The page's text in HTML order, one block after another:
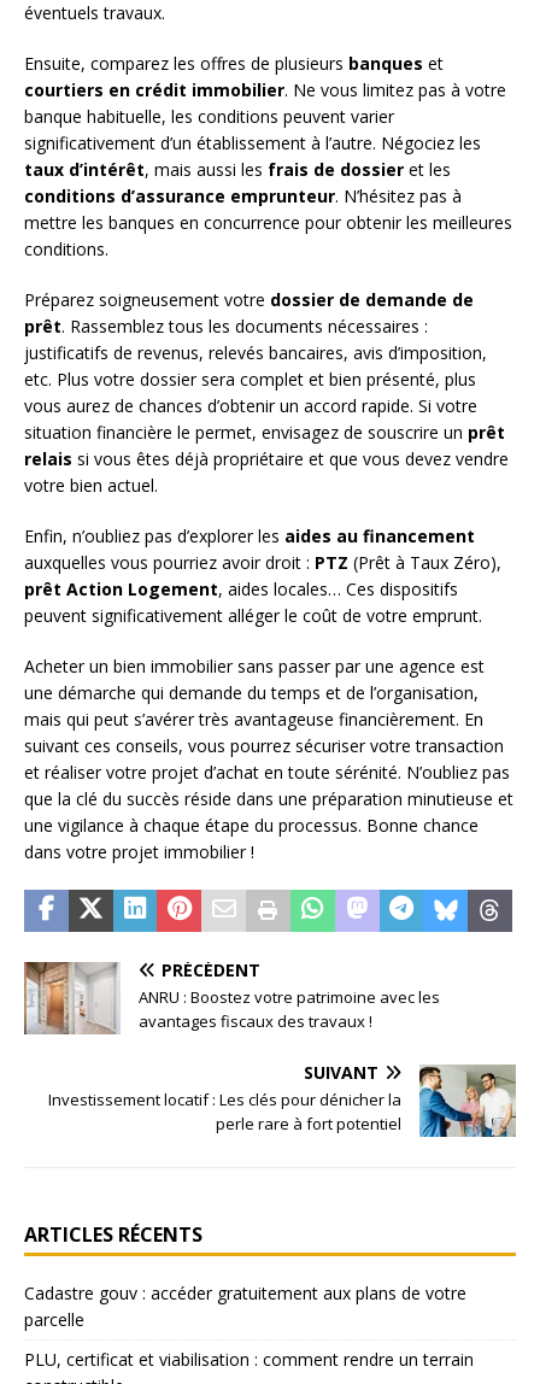
éventuels travaux.
Ensuite, comparez les offres de plusieurs banques et
courtiers en crédit immobilier. Ne vous limitez pas à votre
banque habituelle, les conditions peuvent varier
significativement d’un établissement à l’autre. Négociez les
taux d’intérêt, mais aussi les frais de dossier et les
conditions d’assurance emprunteur. N’hésitez pas à
mettre les banques en concurrence pour obtenir les meilleures
conditions.
Préparez soigneusement votre dossier de demande de
prêt. Rassemblez tous les documents nécessaires :
justificatifs de revenus, relevés bancaires, avis d’imposition,
etc. Plus votre dossier sera complet et bien présenté, plus
vous aurez de chances d’obtenir un accord rapide. Si votre
situation financière le permet, envisagez de souscrire un prêt
relais si vous êtes déjà propriétaire et que vous devez vendre
votre bien actuel.
Enfin, n’oubliez pas d’explorer les aides au financement
auxquelles vous pourriez avoir droit : PTZ (Prêt à Taux Zéro),
prêt Action Logement, aides locales… Ces dispositifs
peuvent significativement alléger le coût de votre emprunt.
Acheter un bien immobilier sans passer par une agence est
une démarche qui demande du temps et de l’organisation,
mais qui peut s’avérer très avantageuse financièrement. En
suivant ces conseils, vous pourrez sécuriser votre transaction
et réaliser votre projet d’achat en toute sérénité. N’oubliez pas
que la clé du succès réside dans une préparation minutieuse et
une vigilance à chaque étape du processus. Bonne chance
dans votre projet immobilier !
PRÉCÉDENT
ANRU : Boostez votre patrimoine avec les
avantages fiscaux des travaux !
SUIVANT
Investissement locatif : Les clés pour dénicher la
perle rare à fort potentiel
ARTICLES RÉCENTS
Cadastre gouv : accéder gratuitement aux plans de votre
parcelle
PLU, certificat et viabilisation : comment rendre un terrain